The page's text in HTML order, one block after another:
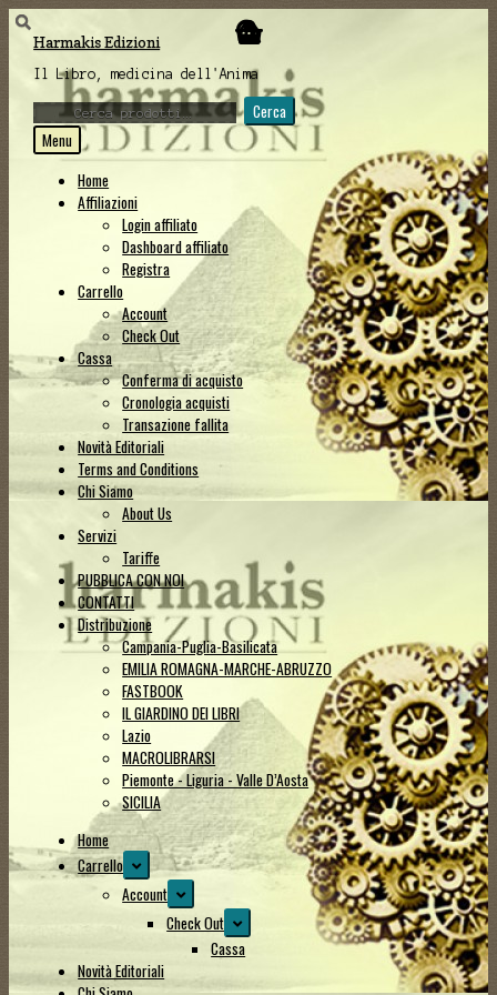
Vai
alla
navigazione
Vai
al
contenuto
Harmakis Edizioni
Il Libro, medicina dell'Anima
Cerca:
Cerca
Menu
Home
Affiliazioni
Login affiliato
Dashboard affiliato
Registra
Carrello
Account
Check Out
Cassa
Conferma di acquisto
Cronologia acquisti
Transazione fallita
Novità Editoriali
Terms and Conditions
Chi Siamo
About Us
Servizi
Tariffe
PUBBLICA CON NOI
CONTATTI
Distribuzione
Campania-Puglia-Basilicata
EMILIA ROMAGNA-MARCHE-ABRUZZO
FASTBOOK
IL GIARDINO DEI LIBRI
Lazio
MACROLIBRARSI
Piemonte - Liguria - Valle D’Aosta
SICILIA
Home
Carrello Espandi
il
menu
child
Account Espandi
il
menu
child
Check Out Espandi
il
child
Cassa
Novità Editoriali